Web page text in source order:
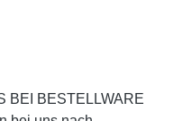
BEI BESTELLWARE